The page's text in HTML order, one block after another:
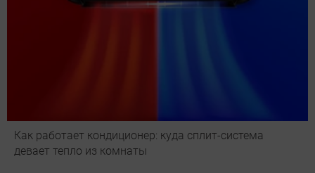
Как работает кондиционер: куда сплит-система
девает тепло из комнаты